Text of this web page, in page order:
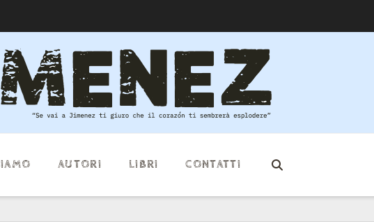
AUTORI LIBRI CONTATTI